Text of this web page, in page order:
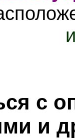
с
и